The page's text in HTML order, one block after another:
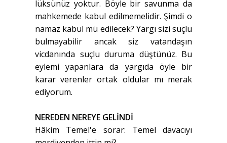
lüksünüz yoktur. Böyle bir savunma da
mahkemede kabul edilmemelidir. Şimdi o
namaz kabul mü edilecek? Yargı sizi suçlu
bulmayabilir ancak siz vatandaşın
vicdanında suçlu duruma düştünüz. Bu
eylemi yapanlara da yargıda öyle bir
karar verenler ortak oldular mı merak
ediyorum.
NEREDEN NEREYE GELİNDİ
Hâkim Temel'e sorar: Temel davacıyı